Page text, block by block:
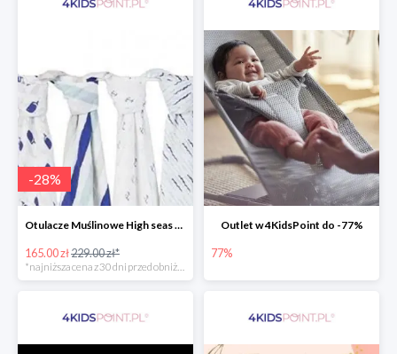
-28%
Otulacze Muślinowe High seas 4 szt.
165.00 zł229.00 zł*
*najniższa cena z 30 dni przed obniżką
Outlet w 4KidsPoint do -77%
77%